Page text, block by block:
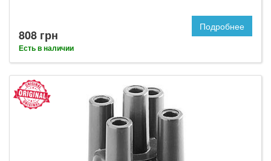
808 грн
Есть в наличии
Подробнее